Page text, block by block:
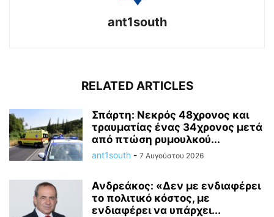
ant1south
RELATED ARTICLES
Σπάρτη: Νεκρός 48χρονος και
τραυματίας ένας 34χρονος μετά
από πτώση ρυμουλκού...
ant1south - 7 Αυγούστου 2026
Ανδρεάκος: «Δεν με ενδιαφέρει
το πολιτικό κόστος, με
ενδιαφέρει να υπάρχει...